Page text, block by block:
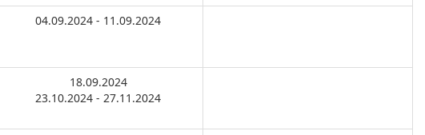
04.09.2024 - 11.09.2024
18.09.2024
23.10.2024 - 27.11.2024